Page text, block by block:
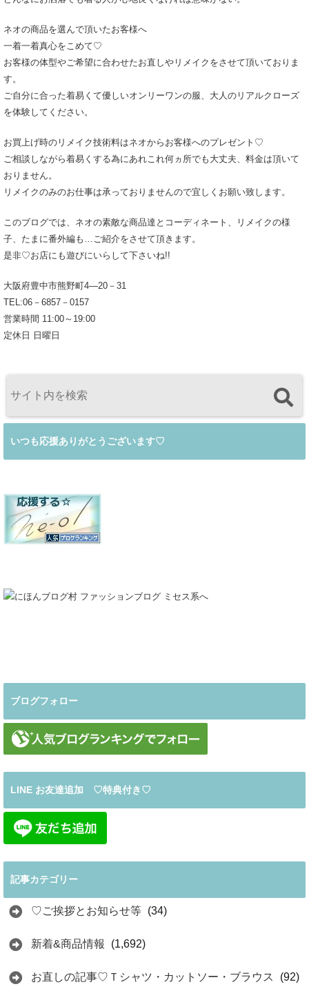
ネオの商品を選んで頂いたお客様へ
一着一着真心をこめて♡
お客様の体型やご希望に合わせたお直しやリメイクをさせて頂いておりま
す。
ご自分に合った着易くて優しいオンリーワンの服、大人のリアルクローズ
を体験してください。
お買上げ時のリメイク技術料はネオからお客様へのプレゼント♡
ご相談しながら着易くする為にあれこれ何ヵ所でも大丈夫、料金は頂いて
おりません。
リメイクのみのお仕事は承っておりませんので宜しくお願い致します。
このブログでは、ネオの素敵な商品達とコーディネート、リメイクの様
子、たまに番外編も…ご紹介をさせて頂きます。
是非♡お店にも遊びにいらして下さいね!!
大阪府豊中市熊野町4―20－31
TEL:06－6857－0157
営業時間 11:00～19:00
定休日 日曜日
いつも応援ありがとうございます♡
ブログフォロー
LINE お友達追加 ♡特典付き♡
記事カテゴリー
♡ご挨拶とお知らせ等 (34)
新着&商品情報 (1,692)
お直しの記事♡Ｔシャツ・カットソー・ブラウス (92)